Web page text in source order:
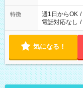
特徴 週1日からOK /
電話対応なし /
気になる！